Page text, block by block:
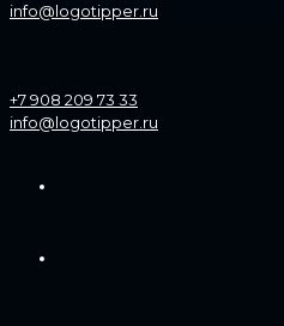
info@logotipper.ru
+7 908 209 73 33
info@logotipper.ru